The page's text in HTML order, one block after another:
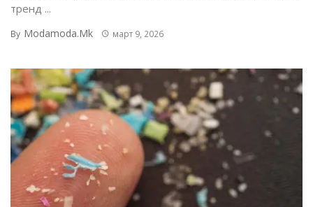
тренд ...
By Modamoda.mk март 9, 2026